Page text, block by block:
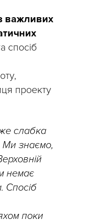
важливих
спосіб
проекту
слабка
Ми знаємо,
немає
Спосіб
поки